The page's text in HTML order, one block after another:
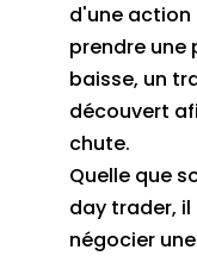
d'une action
prendre
baisse, un
découvert
chute.
Quelle que
day trader,
négocier